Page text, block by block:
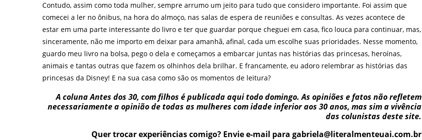
Contudo, assim como toda mulher, sempre arrumo um jeito para tudo que considero importante. Foi assim que
comecei a ler no ônibus, na hora do almoço, nas salas de espera de reuniões e consultas. As vezes acontece de
estar em uma parte interessante do livro e ter que guardar porque cheguei em casa, fico louca para continuar, mas,
sinceramente, não me importo em deixar para amanhã, afinal, cada um escolhe suas prioridades. Nesse momento,
guardo meu livro na bolsa, pego o dela e começamos a embarcar juntas nas histórias das princesas, heroínas,
animais e tantas outras que fazem os olhinhos dela brilhar. E francamente, eu adoro relembrar as histórias das
princesas da Disney! E na sua casa como são os momentos de leitura?
A coluna Antes dos 30, com filhos é publicada aqui todo domingo. As opiniões e fatos não refletem
necessariamente a opinião de todas as mulheres com idade inferior aos 30 anos, mas sim a vivência
das colunistas deste site.
Quer trocar experiências comigo? Envie e-mail para gabriela@literalmenteuai.com.br